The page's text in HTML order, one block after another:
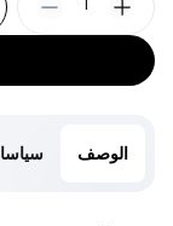
1
الوصف